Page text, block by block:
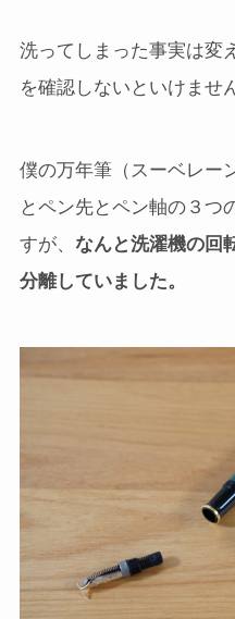
洗ってしまった事実は変
を確認しないといけませ
僕の万年筆（スーベレー
とペン先とペン軸の３つ
すが、 なんと洗濯機の回
分離していました。